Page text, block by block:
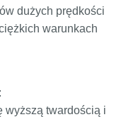
dużych prędkości
warunkach
wyższą twardością i